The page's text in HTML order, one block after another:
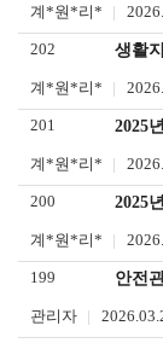
계*원*리*
202 생활
계*원*리*
201
계*원*리*
200
계*원*리*
199 안전
관리자